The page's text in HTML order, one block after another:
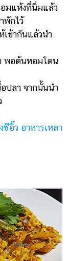
มแห้งที่นิ่มแล้ว
พักไว้
ข้ากันแล้วนำ
พอต้นหอมโดน
ปลา จากนั้นนำ
ซีอิ๊ว อาหารเหลา